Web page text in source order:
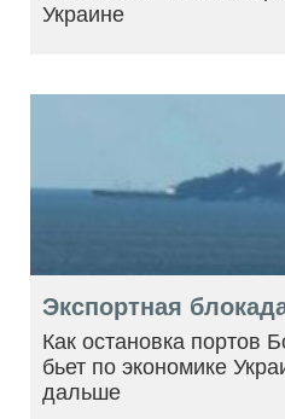
Украине
Экспортная
Как остановка портов
бьет по экономике
дальше